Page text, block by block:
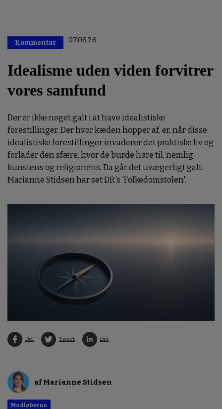
Kommentar 07.08.26
Idealisme uden viden forvitrer
vores samfund
Der er ikke noget galt i at have idealistiske
forestillinger. Der hvor kæden hopper af, er, når disse
idealistiske forestillinger invaderer det praktiske liv og
forlader den sfære, hvor de burde høre til, nemlig
kunstens og religionens. Da går det uvægerligt galt.
Marianne Stidsen har set DR's 'Folkedomstolen'.
Del Tweet Del
af Marianne Stidsen
Modløberne